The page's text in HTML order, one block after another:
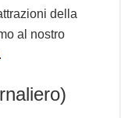
della
al nostro
.